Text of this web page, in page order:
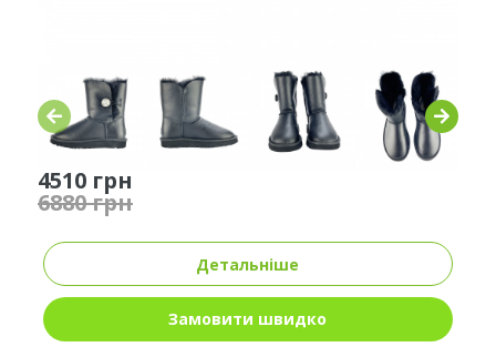
4510 грн
6880 грн
Детальніше
Замовити швидко